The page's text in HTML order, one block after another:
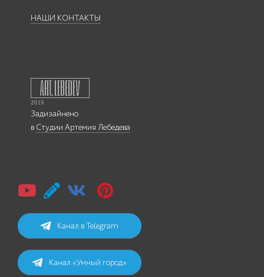
НАШИ КОНТАКТЫ
Задизайнено
в Студии Артемия Лебедева
Канал в Telegram
Канал «Умный город»